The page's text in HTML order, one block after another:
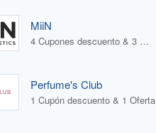
MiiN
4 Cupones descuento & 3 Ofertas
Perfume's Club
1 Cupón descuento & 1 Oferta